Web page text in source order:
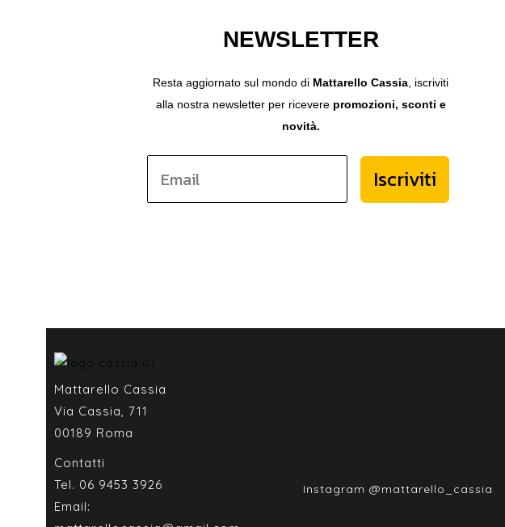
NEWSLETTER
Resta aggiornato sul mondo di Mattarello Cassia , iscriviti
alla nostra newsletter per ricevere promozioni, sconti e
novità.
Iscriviti
Mattarello Cassia
Via Cassia, 711
00189 Roma
Contatti
Tel. 06 9453 3926
Email:
Instagram @mattarello_cassia